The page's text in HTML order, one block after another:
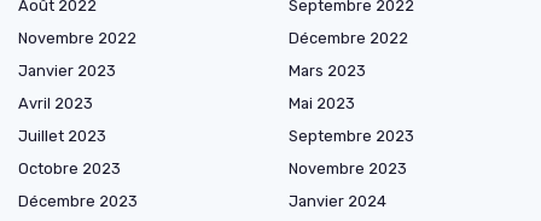
Août 2022
Septembre 2022
Novembre 2022
Décembre 2022
Janvier 2023
Mars 2023
Avril 2023
Mai 2023
Juillet 2023
Septembre 2023
Octobre 2023
Novembre 2023
Décembre 2023
Janvier 2024